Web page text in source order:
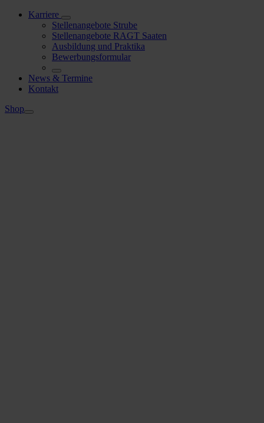
Karriere
Stellenangebote Strube
Stellenangebote RAGT Saaten
Ausbildung und Praktika
Bewerbungsformular
News & Termine
Kontakt
Shop